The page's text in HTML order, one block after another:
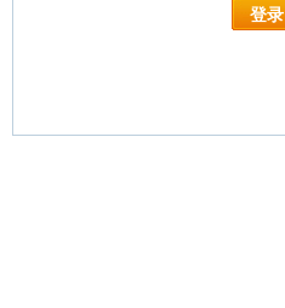
登录